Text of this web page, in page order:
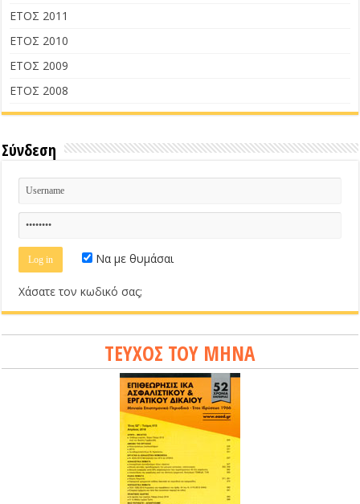
ΕΤΟΣ 2011
ΕΤΟΣ 2010
ΕΤΟΣ 2009
ΕΤΟΣ 2008
Σύνδεση
Να με θυμάσαι
Χάσατε τον κωδικό σας;
ΤΕΥΧΟΣ ΤΟΥ ΜΗΝΑ